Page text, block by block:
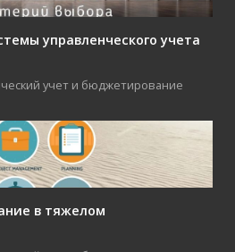
управленческого учета
учет и бюджетирование
в тяжелом